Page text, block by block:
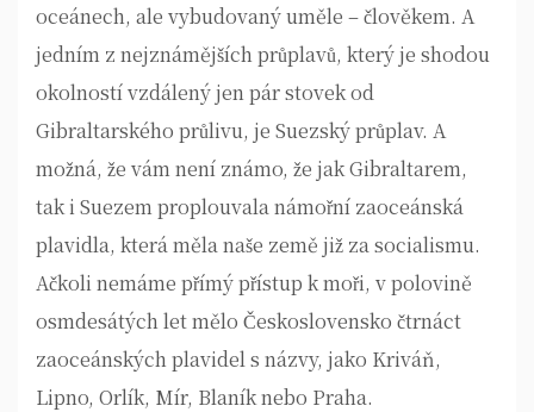
oceánech, ale vybudovaný uměle – člověkem. A
jedním z nejznámějších průplavů, který je shodou
okolností vzdálený jen pár stovek od
Gibraltarského průlivu, je Suezský průplav. A
možná, že vám není známo, že jak Gibraltarem,
tak i Suezem proplouvala námořní zaoceánská
plavidla, která měla naše země již za socialismu.
Ačkoli nemáme přímý přístup k moři, v polovině
osmdesátých let mělo Československo čtrnáct
zaoceánských plavidel s názvy, jako Kriváň,
Lipno, Orlík, Mír, Blaník nebo Praha.